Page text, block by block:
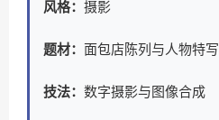
风格： 摄影
题材： 面包店陈列与人物特写
技法： 数字摄影与图像合成